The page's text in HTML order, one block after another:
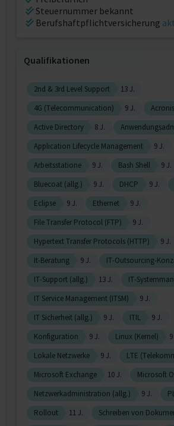
Steuernummer bekannt
Berufshaftpflichtversicherung
Qualifikationen
2nd & 3rd Level Support
13 J.
4G (Telecommunication)
9 J.
Active Directory
8 J.
Application Lifecycle Management
9 J.
Arbeitsstatione
9 J. Bash Shell
9 J.
Bluecoat (allg.)
9 J. DHCP 9 J.
Eclipse
9 J. Ethernet
9 J.
File Transfer Protocol (FTP)
9 J.
Hypertext Transfer Protocols (HTTP)
9 J.
It-Beratung
9 J. IT-Outsourcing-
IT-Support (allg.)
13 J. IT-
IT Service Management (ITSM)
9 J.
IT Sicherheit (allg.)
9 J. ITIL
9 J.
Konfiguration
9 J. Linux (Kernel)
Lokale Netzwerke
9 J. LTE
Microsoft Exchange
10 J. Microsoft
Netzwerkadministration (allg.)
9 J.
Rollout
11 J. Schreiben von